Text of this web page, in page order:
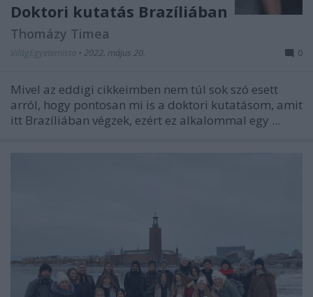
Doktori kutatás Brazíliában
Thomázy Timea
VilágEgyetemista • 2022. május 20. 0
Mivel az eddigi cikkeimben nem túl sok szó esett
arról, hogy pontosan mi is a doktori kutatásom, amit
itt Brazíliában végzek, ezért ez alkalommal egy ...